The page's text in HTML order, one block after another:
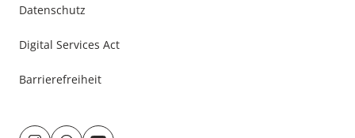
Datenschutz
Digital Services Act
Barrierefreiheit
Besuche